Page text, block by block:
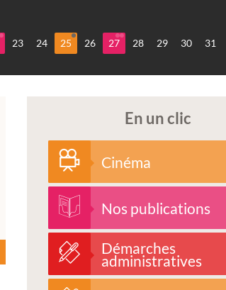
23 24 25 26 27 28 29 30 31
En un clic
Cinéma
Nos publications
Démarches
administratives